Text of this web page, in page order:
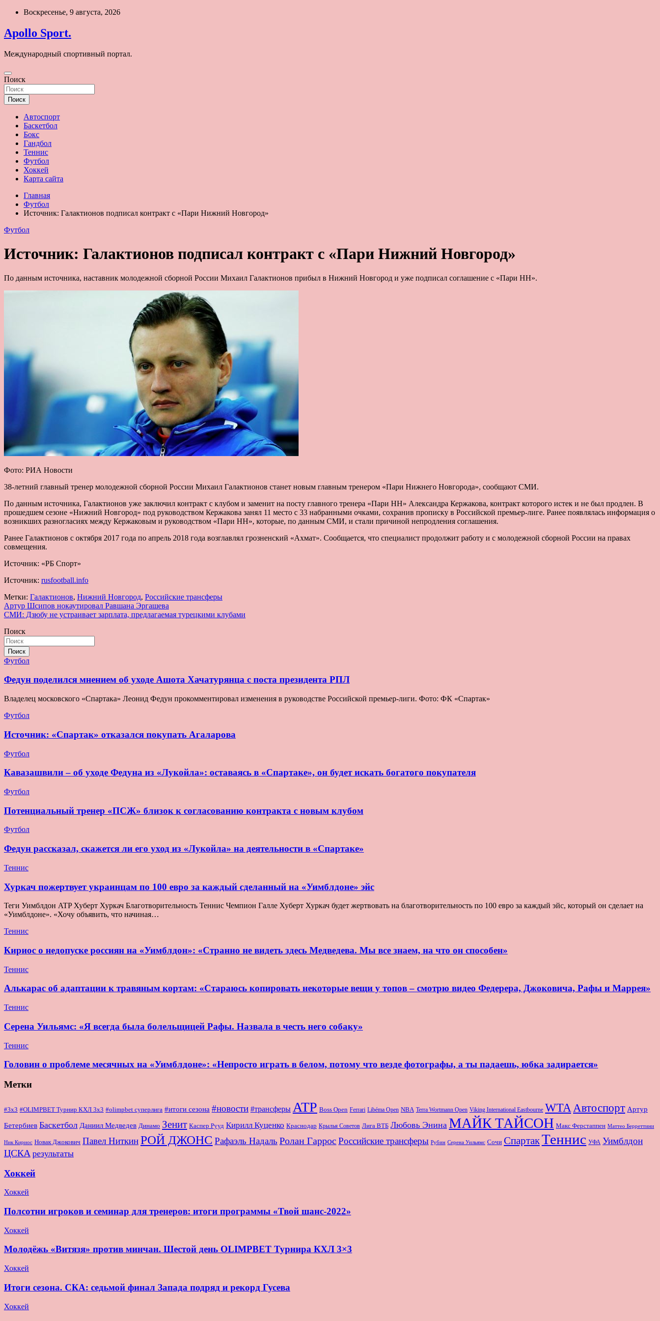
Перейти
содержимому
Воскресенье, 9 августа, 2026
Apollo Sport.
Международный спортивный портал.
Поиск
Поиск
Автоспорт
Баскетбол
Бокс
Гандбол
Теннис
Футбол
Хоккей
Карта сайта
Главная
Футбол
Источник: Галактионов подписал контракт с «Пари Нижний Новгород»
Футбол
Источник: Галактионов подписал контракт с «Пари Нижний Новгород»
По данным источника, наставник молодежной сборной России Михаил Галактионов прибыл в Нижний Новгород и уже подписал соглашение с «Пари НН».
Фото: РИА Новости
38-летний главный тренер молодежной сборной России Михаил Галактионов станет новым главным тренером «Пари Нижнего Новгорода», сообщают СМИ.
По данным источника, Галактионов уже заключил контракт с клубом и заменит на посту главного тренера «Пари НН» Александра Кержакова, контракт которого истек и не был продлен. В
прошедшем сезоне «Нижний Новгород» под руководством Кержакова занял 11 место с 33 набранными очками, сохранив прописку в Российской премьер-лиге. Ранее появлялась информация о
возникших разногласиях между Кержаковым и руководством «Пари НН», которые, по данным СМИ, и стали причиной непродления соглашения.
Ранее Галактионов с октября 2017 года по апрель 2018 года возглавлял грозненский «Ахмат». Сообщается, что специалист продолжит работу и с молодежной сборной России на правах
совмещения.
Источник: «РБ Спорт»
Источник: rusfootball.info
Метки: Галактионов, Нижний Новгород, Российские трансферы
Навигация
по
записям
Артур Шсипов нокаутировал Равшана Эргашева
СМИ: Дзюбу не устраивает зарплата, предлагаемая турецкими клубами
Поиск
Поиск
Футбол
Федун поделился мнением об уходе Ашота Хачатурянца с поста президента РПЛ
Владелец московского «Спартака» Леонид Федун прокомментировал изменения в руководстве Российской премьер-лиги. Фото: ФК «Спартак»
Футбол
Источник: «Спартак» отказался покупать Агаларова
Футбол
Кавазашвили – об уходе Федуна из «Лукойла»: оставаясь в «Спартаке», он будет искать богатого покупателя
Футбол
Потенциальный тренер «ПСЖ» близок к согласованию контракта с новым клубом
Футбол
Федун рассказал, скажется ли его уход из «Лукойла» на деятельности в «Спартаке»
Теннис
Хуркач пожертвует украинцам по 100 евро за каждый сделанный на «Уимблдоне» эйс
Теги Уимблдон ATP Хуберт Хуркач Благотворительность Теннис Чемпион Галле Хуберт Хуркач будет жертвовать на благотворительность по 100 евро за каждый эйс, который он сделает на
«Уимблдоне». «Хочу объявить, что начиная…
Теннис
Кириос о недопуске россиян на «Уимблдон»: «Странно не видеть здесь Медведева. Мы все знаем, на что он способен»
Теннис
Алькарас об адаптации к травяным кортам: «Стараюсь копировать некоторые вещи у топов – смотрю видео Федерера, Джоковича, Рафы и Маррея»
Теннис
Серена Уильямс: «Я всегда была болельщицей Рафы. Назвала в честь него собаку»
Теннис
Головин о проблеме месячных на «Уимблдоне»: «Непросто играть в белом, потому что везде фотографы, а ты падаешь, юбка задирается»
Метки
#3x3 #OLIMPBET Турнир КХЛ 3x3 #olimpbet суперлига #итоги сезона #новости #трансферы ATP Boss Open Ferrari Libéma Open NBA Terra Wortmann Open Viking International Eastbourne WTA Автоспорт Артур
Бетербиев Баскетбол Даниил Медведев Динамо Зенит Каспер Рууд Кирилл Куценко Краснодар Крылья Советов Лига ВТБ Любовь Энина МАЙК ТАЙСОН Макс Ферстаппен Маттео Берреттини
Ник Кириос Новак Джокович Павел НиткинРОЙ ДЖОНС Рафаэль Надаль Ролан Гаррос Российские трансферы Рубин Серена Уильямс Сочи СпартакТеннис УФА Уимблдон
ЦСКА результаты
Хоккей
Хоккей
Полсотни игроков и семинар для тренеров: итоги программы «Твой шанс-2022»
Хоккей
Молодёжь «Витязя» против минчан. Шестой день OLIMPBET Турнира КХЛ 3×3
Хоккей
Итоги сезона. СКА: седьмой финал Запада подряд и рекорд Гусева
Хоккей